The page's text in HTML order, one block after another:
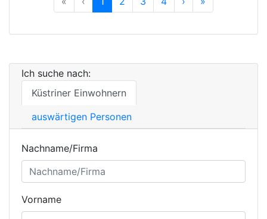
Ich suche nach:
Küstriner Einwohnern
auswärtigen Personen
Nachname/Firma
Vorname